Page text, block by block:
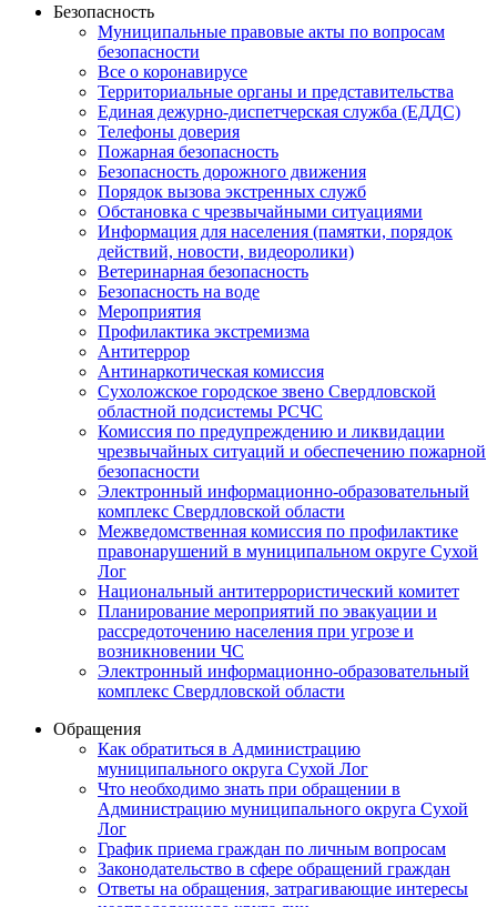
Безопасность
Муниципальные правовые акты по вопросам
безопасности
Все о коронавирусе
Территориальные органы и представительства
Единая дежурно-диспетчерская служба (ЕДДС)
Телефоны доверия
Пожарная безопасность
Безопасность дорожного движения
Порядок вызова экстренных служб
Обстановка с чрезвычайными ситуациями
Информация для населения (памятки, порядок
действий, новости, видеоролики)
Ветеринарная безопасность
Безопасность на воде
Мероприятия
Профилактика экстремизма
Антитеррор
Антинаркотическая комиссия
Сухоложское городское звено Свердловской
областной подсистемы РСЧС
Комиссия по предупреждению и ликвидации
чрезвычайных ситуаций и обеспечению пожарной
безопасности
Электронный информационно-образовательный
комплекс Cвердловской области
Межведомственная комиссия по профилактике
правонарушений в муниципальном округе Сухой
Лог
Национальный антитеррористический комитет
Планирование мероприятий по эвакуации и
рассредоточению населения при угрозе и
возникновении ЧС
Электронный информационно-образовательный
комплекс Свердловской области
Обращения
Как обратиться в Администрацию
муниципального округа Сухой Лог
Что необходимо знать при обращении в
Администрацию муниципального округа Сухой
Лог
График приема граждан по личным вопросам
Законодательство в сфере обращений граждан
Ответы на обращения, затрагивающие интересы